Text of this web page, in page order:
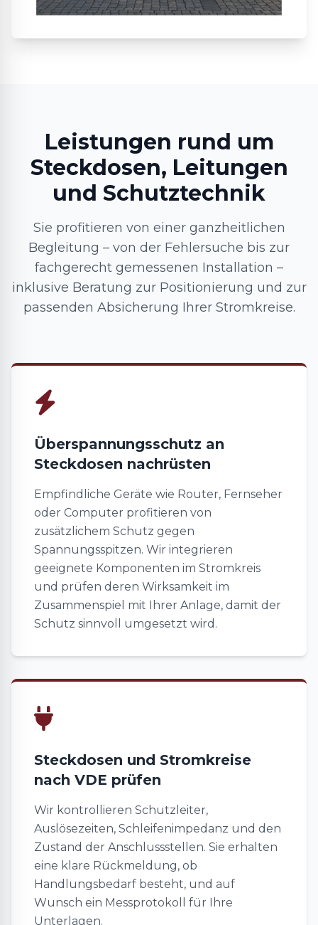
Leistungen rund um
Steckdosen, Leitungen
und Schutztechnik
Sie profitieren von einer ganzheitlichen
Begleitung – von der Fehlersuche bis zur
fachgerecht gemessenen Installation –
inklusive Beratung zur Positionierung und zur
passenden Absicherung Ihrer Stromkreise.
Überspannungsschutz an
Steckdosen nachrüsten
Empfindliche Geräte wie Router, Fernseher
oder Computer profitieren von
zusätzlichem Schutz gegen
Spannungsspitzen. Wir integrieren
geeignete Komponenten im Stromkreis
und prüfen deren Wirksamkeit im
Zusammenspiel mit Ihrer Anlage, damit der
Schutz sinnvoll umgesetzt wird.
Steckdosen und Stromkreise
nach VDE prüfen
Wir kontrollieren Schutzleiter,
Auslösezeiten, Schleifenimpedanz und den
Zustand der Anschlussstellen. Sie erhalten
eine klare Rückmeldung, ob
Handlungsbedarf besteht, und auf
Wunsch ein Messprotokoll für Ihre
Unterlagen.